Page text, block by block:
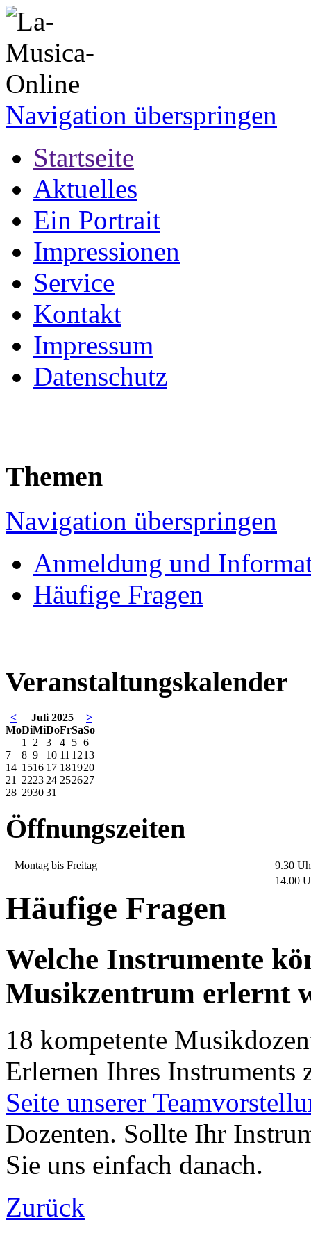
Navigation überspringen
Startseite
Aktuelles
Ein Portrait
Impressionen
Service
Kontakt
Impressum
Datenschutz
Themen
Navigation überspringen
Anmeldung und
Häufige Fragen
Veranstaltungskalender
< Juli 2025
>
MoDiMiDoFrSaSo
1
2 3 4 5 6
7
8 9 10 11 1213
14 1516 17 181920
21
2223 24 252627
28 293031
Öffnungszeiten
Montag bis Freitag
9.30
14.00
Häufige Fragen
Welche Instrumente
Musikzentrum erlernt
18 kompetente
Erlernen Ihres Instruments
Seite unserer
Dozenten. Sollte Ihr
Sie uns einfach danach.
Zurück